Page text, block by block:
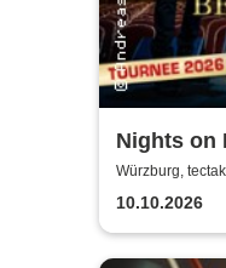
Nights on
Tribute to
performed
Würzburg,
10.10.2026